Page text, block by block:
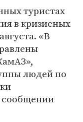
туристах
в кризисных
«В
людей по
сообщении